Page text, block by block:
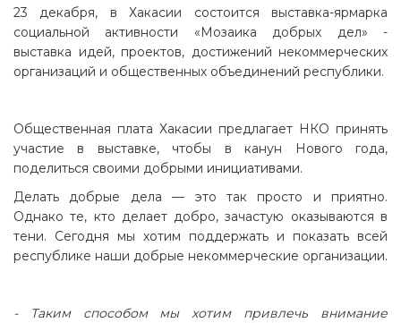
23 декабря, в Хакасии состоится выставка-ярмарка
социальной активности «Мозаика добрых дел» -
выставка идей, проектов, достижений некоммерческих
организаций и общественных объединений республики.
Общественная плата Хакасии предлагает НКО принять
участие в выставке, чтобы в канун Нового года,
поделиться своими добрыми инициативами.
Делать добрые дела — это так просто и приятно.
Однако те, кто делает добро, зачастую оказываются в
тени. Сегодня мы хотим поддержать и показать всей
республике наши добрые некоммерческие организации.
- Таким способом мы хотим привлечь внимание